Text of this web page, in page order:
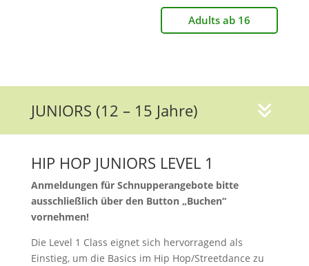
Adults ab 16
JUNIORS (12 – 15 Jahre)
HIP HOP JUNIORS LEVEL 1
Anmeldungen für Schnupperangebotebitte
ausschließlich über den Button „Buchen“
vornehmen!
Die Level 1 Class eignet sich hervorragend als
Einstieg, um die Basics im Hip Hop/Streetdance zu